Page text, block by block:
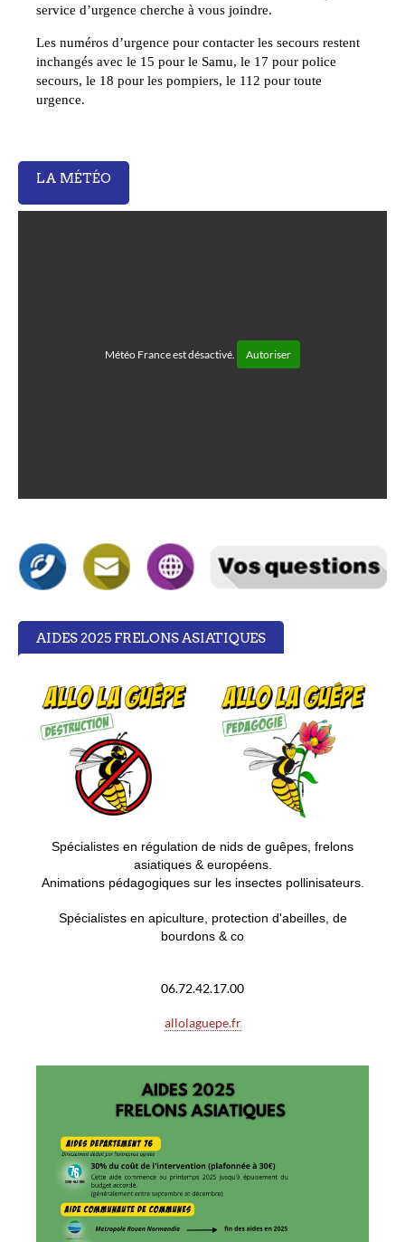
service d’urgence cherche à vous joindre.
Les numéros d’urgence pour contacter les secours restent
inchangés avec le 15 pour le Samu, le 17 pour police
secours, le 18 pour les pompiers, le 112 pour toute
urgence.
LA MÉTÉO
Météo France est désactivé. Autoriser
AIDES 2025 FRELONS ASIATIQUES
Spécialistes en régulation de nids de guêpes, frelons
asiatiques & européens.
Animations pédagogiques sur les insectes pollinisateurs.
Spécialistes en apiculture, protection d'abeilles, de
bourdons & co
06.72.42.17.00
allolaguepe.fr